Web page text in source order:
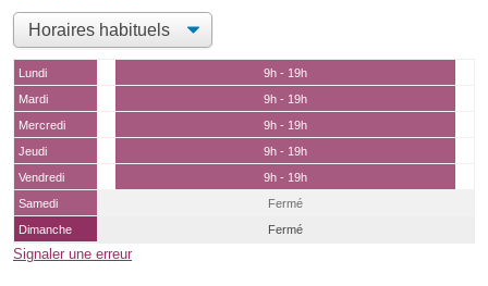
Lundi
9h - 19h
Mardi
9h - 19h
Mercredi
9h - 19h
Jeudi
9h - 19h
Vendredi
9h - 19h
Samedi
Fermé
Dimanche
Fermé
Signaler une erreur